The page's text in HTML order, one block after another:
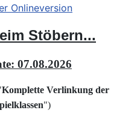
Stöbern...
07.08.2026
Komplette Verlinkung der
")